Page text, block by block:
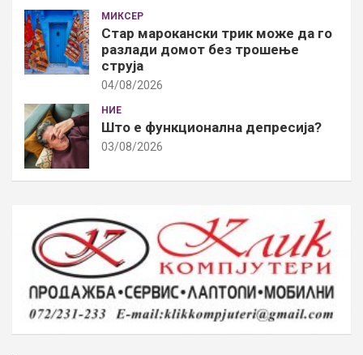
МИКСЕР
Стар марокански трик може да го
разлади домот без трошење
струја
04/08/2026
НИЕ
Што е функционална депресија?
03/08/2026